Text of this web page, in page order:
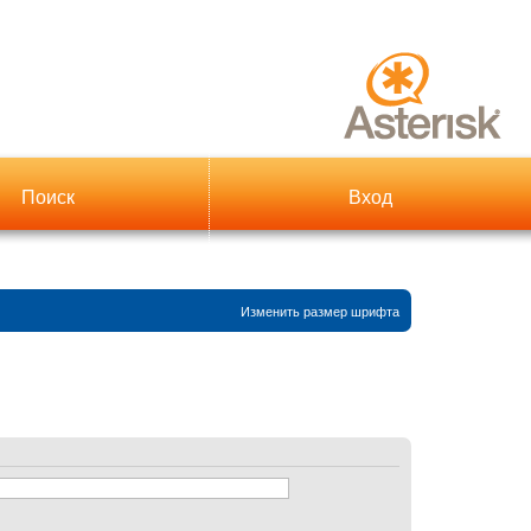
Поиск Вход
Изменить размер шрифта